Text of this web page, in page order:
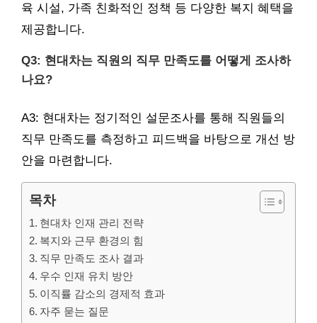
육 시설, 가족 친화적인 정책 등 다양한 복지 혜택을
제공합니다.
Q3: 현대차는 직원의 직무 만족도를 어떻게 조사하
나요?
A3: 현대차는 정기적인 설문조사를 통해 직원들의
직무 만족도를 측정하고 피드백을 바탕으로 개선 방
안을 마련합니다.
목차
현대차 인재 관리 전략
복지와 근무 환경의 힘
직무 만족도 조사 결과
우수 인재 유치 방안
이직률 감소의 경제적 효과
자주 묻는 질문